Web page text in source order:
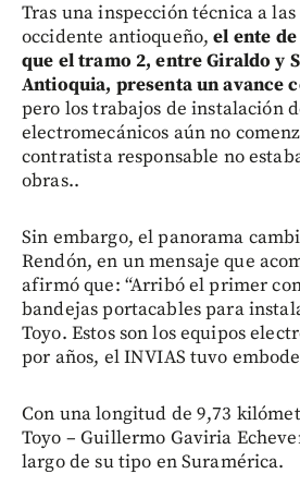
Tras una inspección técnica a
occidente antioqueño,el ente
que el tramo 2, entre Giraldo y
Antioquia, presenta un avance
pero los trabajos de instalación
electromecánicos aún no
contratista responsable no
obras..
Sin embargo, el panorama
Rendón, en un mensaje que
afirmó que: “Arribó el primer
bandejas portacables para
Toyo. Estos son los equipos
por años, el INVIAS tuvo
Con una longitud de 9,73
Toyo – Guillermo Gaviria
largo de su tipo en Suramérica.